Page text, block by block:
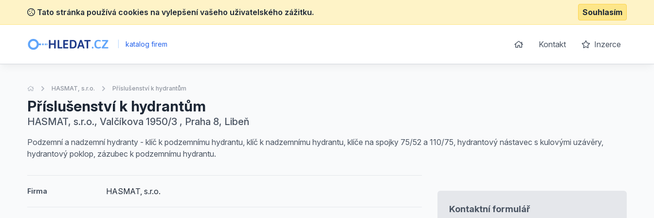
Tato stránka používá cookies na vylepšení vašeho uživatelského zážitku. Souhlasím
katalog firem Kontakt Inzerce
Úvodní stránka
HASMAT, s.r.o. Příslušenství k hydrantům
Příslušenství k hydrantům
HASMAT, s.r.o., Valčíkova 1950/3 , Praha 8, Libeň
Podzemní a nadzemní hydranty - klíč k podzemnímu hydrantu, klíč k nadzemnímu hydrantu, klíče na spojky 75/52 a 110/75, hydrantový nástavec s kulovými uzávěry,
hydrantový poklop, zázubec k podzemnímu hydrantu.
Firma HASMAT, s.r.o.
Kontaktní formulář